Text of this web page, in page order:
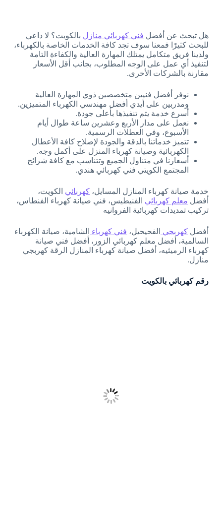
هل تبحث عن أفضل فني كهربائي منازل بالكويت؟ لا داعي
للبحث كثيرًا فمعنا سوف تجد كافة الخدمات الخاصة بالكهرباء،
ولدينا فريق متكامل يمتلك المهارة العالية والكفاءة التامة
لتنفيذ أي عمل على الوجه المطلوب، بجانب أقل الأسعار
مقارنة بالشركات الأخرى.
نوفر أفضل فنيين متخصصين ذوي المهارة العالية
ومدربين على أيدي أفضل مهندسي الكهرباء المتميزين.
أسرع خدمة يتم تنفيذها بأعلى جودة.
نعمل على مدار الأربع وعشرين ساعة طوال أيام
الأسبوع، وفي العطلات الرسمية.
تتميز خدماتنا بالدقة والجودة لإصلاح كافة الأعطال
الكهربائية وصيانة كهرباء المنزل على أكمل وجه.
أسعارنا في متناول الجميع وتتناسب مع كافة شرائح
المجتمع الكويتي فني كهربائي هندي.
خدمة صيانة كهرباء المنازل المسايل، كهربائي الكويت،
أفضل معلم كهربائي الفنيطيس، فني صيانة كهرباء الفنطاس،
تركيب تمديدات كهربائية الفروانيه
أفضل كهربجي الفحيحيل، فني كهرباء الشامية، صيانة الكهرباء
السالمية، أفضل معلم كهربائي الزور، أفضل فني صيانة
كهرباء الرميثيه، أفضل صيانة كهرباء المنازل الرقة كهربجي
منازل.
رقم كهربائي بالكويت